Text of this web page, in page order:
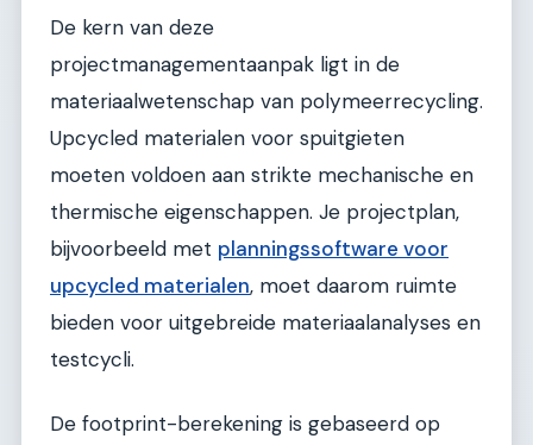
De kern van deze
projectmanagementaanpak ligt in de
materiaalwetenschap van polymeerrecycling.
Upcycled materialen voor spuitgieten
moeten voldoen aan strikte mechanische en
thermische eigenschappen. Je projectplan,
bijvoorbeeld met planningssoftware voor
upcycled materialen, moet daarom ruimte
bieden voor uitgebreide materiaalanalyses en
testcycli.
De footprint-berekening is gebaseerd op